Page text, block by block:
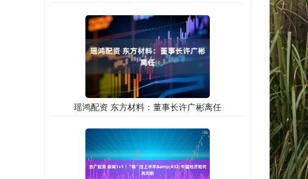
瑶鸿配资 东方材料：董事长许广彬离任